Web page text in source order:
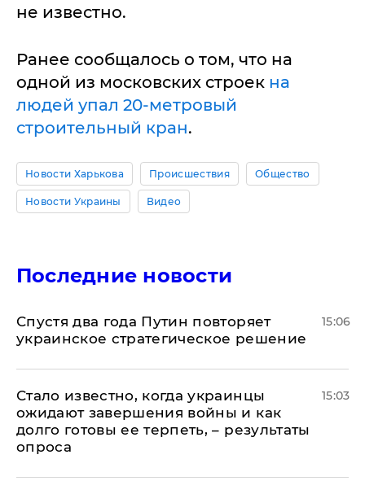
не известно.
Ранее сообщалось о том, что на
одной из московских строек на
людей упал 20-метровый
строительный кран.
Новости Харькова Происшествия Общество
Новости Украины Видео
Последние новости
Спустя два года Путин повторяет
украинское стратегическое решение
15:06
Стало известно, когда украинцы
ожидают завершения войны и как
долго готовы ее терпеть, – результаты
опроса
15:03